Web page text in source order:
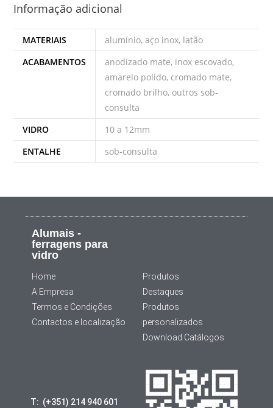
Informação adicional
MATERIAIS
alumínio, aço inox, latão
ACABAMENTOS
anodizado mate, inox escovado,
amarelo polido, cromado mate,
cromado brilho, outros sob-
consulta
VIDRO
10 a 12mm
ENTALHE
sob-consulta
Alumais -
ferragens para
vidro
Home
A Empresa
Termos e Condições
Contactos e localização
Produtos
Destaques
Produtos
personalizados
Download Catálogos
T: (+351) 214 940 601